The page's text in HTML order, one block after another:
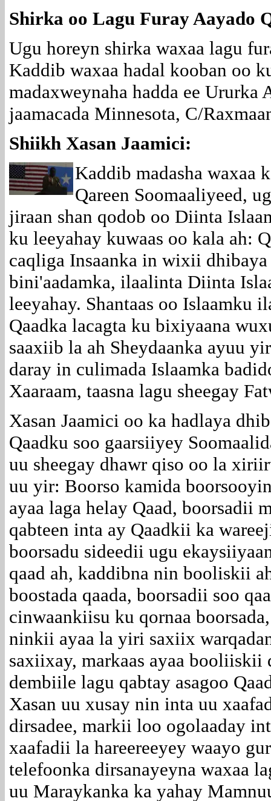
Shirka oo Lagu Furay Aayado
Ugu horeyn shirka waxaa lagu
Kaddib waxaa hadal kooban oo
madaxweynaha hadda ee Ururka
jaamacada Minnesota, C/
Shiikh Xasan Jaamici:
Kaddib madasha waxaa
Qareen Soomaaliyeed,
jiraan shan qodob oo Diinta
ku leeyahay kuwaas oo kala ah:
caqliga Insaanka in wixii
bini'aadamka, ilaalinta Diinta
leeyahay. Shantaas oo Islaamku
Qaadka lacagta ku bixiyaana
saaxiib la ah Sheydaanka ayuu
daray in culimada Islaamka
Xaaraam, taasna lagu sheegay
Xasan Jaamici oo ka hadlaya
Qaadku soo gaarsiiyey
uu sheegay dhawr qiso oo la
uu yir: Boorso kamida
ayaa laga helay Qaad, boorsadii
qabteen inta ay Qaadkii ka
boorsadu sideedii ugu
qaad ah, kaddibna nin booliskii
boostada qaada, boorsadii soo
cinwaankiisu ku qornaa
ninkii ayaa la yiri saxiix
saxiixay, markaas ayaa booliiskii
dembiile lagu qabtay asagoo
Xasan uu xusay nin inta uu
dirsadee, markii loo ogolaaday
xaafadii la hareereeyey waayo
telefoonka dirsanayeyna waxaa
uu Maraykanka ka yahay